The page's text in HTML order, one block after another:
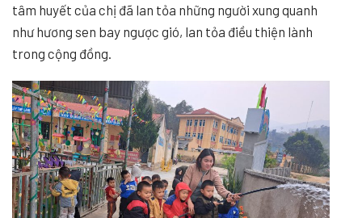
tâm huyết của chị đã lan tỏa những người xung quanh
như hương sen bay ngược gió, lan tỏa điều thiện lành
trong cộng đồng.